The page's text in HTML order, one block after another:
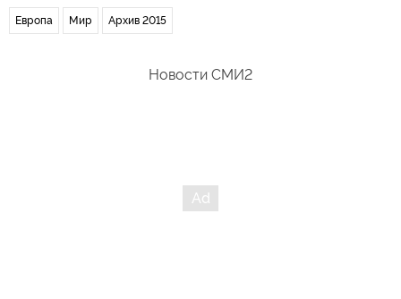
Европа Мир Архив 2015
Новости СМИ2